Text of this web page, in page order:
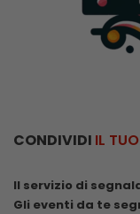
CONDIVIDI IL
Il servizio di
Gli eventi da te